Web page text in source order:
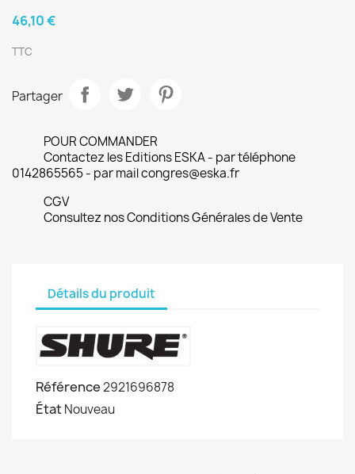
46,10 €
TTC
Partager
POUR COMMANDER
Contactez les Editions ESKA - par téléphone
0142865565 - par mail congres@eska.fr
CGV
Consultez nos Conditions Générales de Vente
Détails du produit
Référence2921696878
ÉtatNouveau